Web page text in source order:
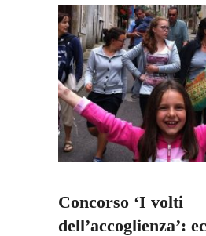
Concorso ‘I volti
dell’accoglienza’: